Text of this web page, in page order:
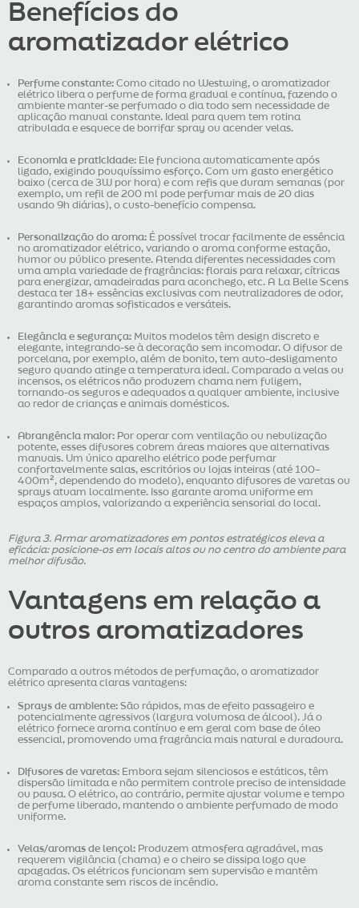
Benefícios do
aromatizador elétrico
Perfume constante: Como citado no Westwing, o aromatizador
elétrico libera o perfume de forma gradual e contínua, fazendo o
ambiente manter-se perfumado o dia todo sem necessidade de
aplicação manual constante. Ideal para quem tem rotina
atribulada e esquece de borrifar spray ou acender velas.
Economia e praticidade: Ele funciona automaticamente após
ligado, exigindo pouquíssimo esforço. Com um gasto energético
baixo (cerca de 3W por hora) e com refis que duram semanas (por
exemplo, um refil de 200 ml pode perfumar mais de 20 dias
usando 9h diárias), o custo-benefício compensa.
Personalização do aroma: É possível trocar facilmente de essência
no aromatizador elétrico, variando o aroma conforme estação,
humor ou público presente. Atenda diferentes necessidades com
uma ampla variedade de fragrâncias: florais para relaxar, cítricas
para energizar, amadeiradas para aconchego, etc. A La Belle Scens
destaca ter 18+ essências exclusivas com neutralizadores de odor,
garantindo aromas sofisticados e versáteis.
Elegância e segurança: Muitos modelos têm design discreto e
elegante, integrando-se à decoração sem incomodar. O difusor de
porcelana, por exemplo, além de bonito, tem auto-desligamento
seguro quando atinge a temperatura ideal. Comparado a velas ou
incensos, os elétricos não produzem chama nem fuligem,
tornando-os seguros e adequados a qualquer ambiente, inclusive
ao redor de crianças e animais domésticos.
Abrangência maior: Por operar com ventilação ou nebulização
potente, esses difusores cobrem áreas maiores que alternativas
manuais. Um único aparelho elétrico pode perfumar
confortavelmente salas, escritórios ou lojas inteiras (até 100–
400m², dependendo do modelo), enquanto difusores de varetas ou
sprays atuam localmente. Isso garante aroma uniforme em
espaços amplos, valorizando a experiência sensorial do local.
Figura 3. Armar aromatizadores em pontos estratégicos eleva a
eficácia: posicione-os em locais altos ou no centro do ambiente para
melhor difusão.
Vantagens em relação a
outros aromatizadores
Comparado a outros métodos de perfumação, o aromatizador
elétrico apresenta claras vantagens:
Sprays de ambiente: São rápidos, mas de efeito passageiro e
potencialmente agressivos (largura volumosa de álcool). Já o
elétrico fornece aroma contínuo e em geral com base de óleo
essencial, promovendo uma fragrância mais natural e duradoura.
Difusores de varetas: Embora sejam silenciosos e estáticos, têm
dispersão limitada e não permitem controle preciso de intensidade
ou pausa. O elétrico, ao contrário, permite ajustar volume e tempo
de perfume liberado, mantendo o ambiente perfumado de modo
uniforme.
Velas/aromas de lençol: Produzem atmosfera agradável, mas
requerem vigilância (chama) e o cheiro se dissipa logo que
apagadas. Os elétricos funcionam sem supervisão e mantêm
aroma constante sem riscos de incêndio.